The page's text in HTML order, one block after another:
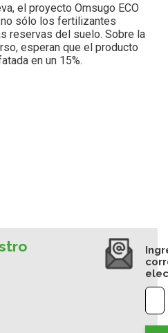
el proyecto Omsugo ECO
sólo los fertilizantes
reservas del suelo. Sobre la
esperan que el producto
en un 15%.